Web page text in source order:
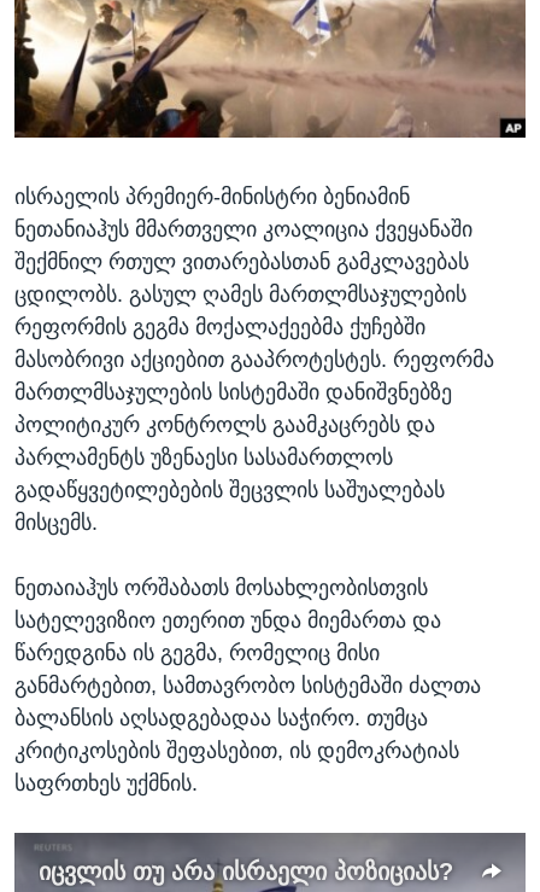
ᲡᲢᲣᲓᲘᲐ ᲕᲐᲨᲘᲜᲒᲢᲝᲜᲘ
ᲔᲙᲝᲜᲝᲛᲘᲙᲐ
ᲯᲐᲜᲛᲠᲗᲔᲚᲝᲑᲐ
ᲛᲔᲪᲜᲘᲔᲠᲔᲑᲐ
ᲙᲣᲚᲢᲣᲠᲐ
ᲒᲐᲚᲘᲚᲔᲝ
ᲓᲔᲖᲘᲜᲤᲝᲠᲛᲐᲪᲘᲐ
Learning English
ᲗᲕᲐᲚᲘ ᲒᲕᲐᲓᲔᲕᲜᲔᲗ
ენები
ისრაელის პრემიერ-მინისტრი ბენიამინ
ნეთანიაჰუს მმართველი კოალიცია ქვეყანაში
შექმნილ რთულ ვითარებასთან გამკლავებას
ცდილობს. გასულ ღამეს მართლმსაჯულების
რეფორმის გეგმა მოქალაქეებმა ქუჩებში
მასობრივი აქციებით გააპროტესტეს. რეფორმა
მართლმსაჯულების სისტემაში დანიშვნებზე
პოლიტიკურ კონტროლს გაამკაცრებს და
პარლამენტს უზენაესი სასამართლოს
გადაწყვეტილებების შეცვლის საშუალებას
მისცემს.
ნეთაიაჰუს ორშაბათს მოსახლეობისთვის
სატელევიზიო ეთერით უნდა მიემართა და
წარედგინა ის გეგმა, რომელიც მისი
განმარტებით, სამთავრობო სისტემაში ძალთა
ბალანსის აღსადგებადაა საჭირო. თუმცა
კრიტიკოსების შეფასებით, ის დემოკრატიას
საფრთხეს უქმნის.
იცვლის თუ არა ისრაელი პოზიციას?